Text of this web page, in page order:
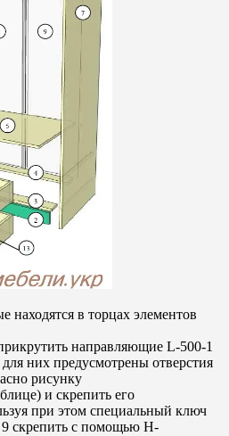
находятся в торцах элементов
направляющие L-500-1
них предусмотрены отверстия
рисунку
и скрепить его
при этом специальный ключ
скрепить с помощью Н-